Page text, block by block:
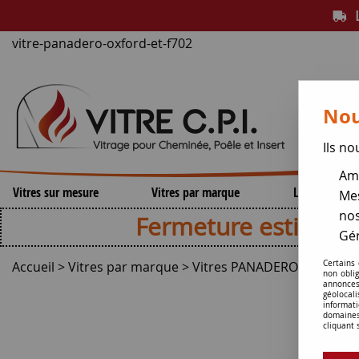
vitre-panadero-oxford-et-f702
Vitres sur mesure Vitres par marque Lamelles de
Fermeture estivale ,
Accueil >Vitres par marque >Vitres PANADERO
Ils
Certains
non
cliquant